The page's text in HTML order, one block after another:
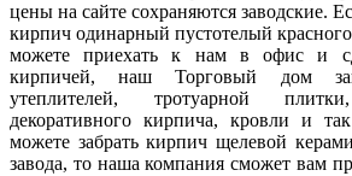
цены на сайте сохраняются заводские.
кирпич одинарный пустотелый
можете приехать к нам в офис и
кирпичей, наш Торговый дом
утеплителей, тротуарной
декоративного кирпича, кровли и
можете забрать кирпич щелевой
завода, то наша компания сможет вам